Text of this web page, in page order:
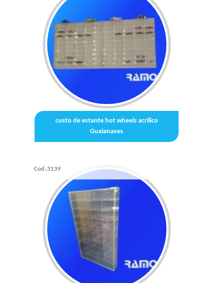
custo de estante hot wheels acrílico
Guaianases
Cod.:3139